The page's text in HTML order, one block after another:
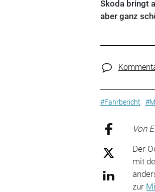
Skoda bringt
aber ganz
#Fahrbericht
Von
Der
mit
zur